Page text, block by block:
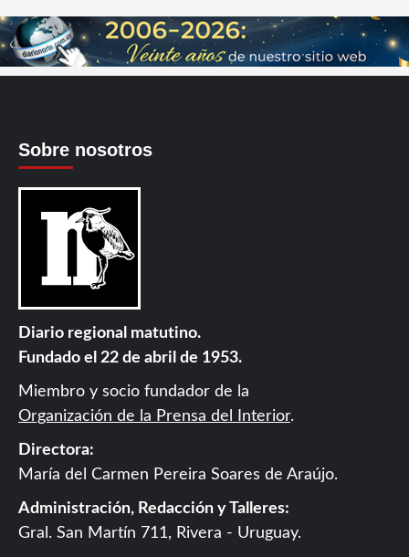
Sobre nosotros
Diario regional matutino.
Fundado el 22 de abril de 1953.
Miembro y socio fundador de la
Organización de la Prensa del Interior.
Directora:
María del Carmen Pereira Soares de Araújo.
Administración, Redacción y Talleres:
Gral. San Martín 711, Rivera - Uruguay.